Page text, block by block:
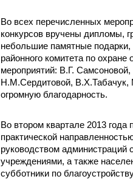
Во всех перечисленных
конкурсов вручены дипломы,
небольшие памятные
районного комитета по
мероприятий: В.Г.
Н.М.Сердитовой, В.Х.Табачук,
огромную благодарность.
Во втором квартале 2013
практической
руководством администраций
учреждениями, а также
субботники по